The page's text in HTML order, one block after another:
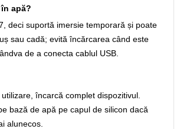
apă?
deci suportă imersie temporară și poate
sau cadă; evită încărcarea când este
de a conecta cablul USB.
încarcă complet dispozitivul.
bază de apă pe capul de silicon dacă
alunecos.